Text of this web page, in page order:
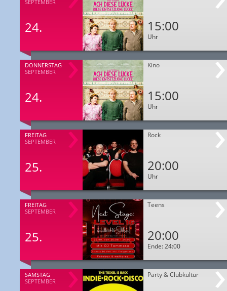
SEPTEMBER
24. 15:00
Uhr
DONNERSTAG
SEPTEMBER
24.
Kino
15:00
Uhr
FREITAG
SEPTEMBER
25.
Rock
20:00
Uhr
FREITAG
SEPTEMBER
25.
Teens
20:00
Ende: 24:00
SAMSTAG
SEPTEMBER
Party & Clubkultur